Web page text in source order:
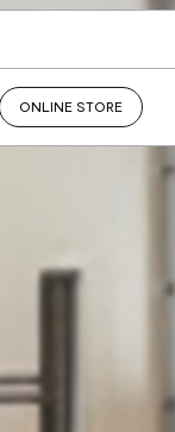
ONLINE STORE